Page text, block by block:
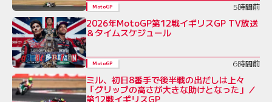
MotoGP 5時間前
2026年MotoGP第12戦イギリスGP TV放送
＆タイムスケジュール
MotoGP 6時間前
ミル、初日8番手で後半戦の出だしは上々
「グリップの高さが大きな助けとなった」／
第12戦イギリスGP